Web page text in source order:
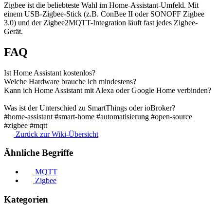
Zigbee ist die beliebteste Wahl im Home-Assistant-Umfeld. Mit
einem USB-Zigbee-Stick (z.B. ConBee II oder SONOFF Zigbee
3.0) und der Zigbee2MQTT-Integration läuft fast jedes Zigbee-
Gerät.
FAQ
Ist Home Assistant kostenlos?
Welche Hardware brauche ich mindestens?
Kann ich Home Assistant mit Alexa oder Google Home verbinden?
Was ist der Unterschied zu SmartThings oder ioBroker?
#home-assistant #smart-home #automatisierung #open-source
#zigbee #mqtt
Zurück zur Wiki-Übersicht
Ähnliche Begriffe
MQTT
Zigbee
Kategorien